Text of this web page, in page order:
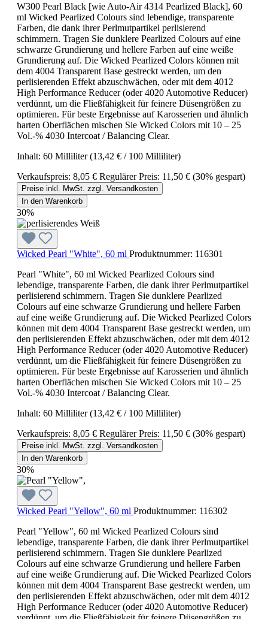
W300 Pearl Black [wie Auto-Air 4314 Pearlized Black], 60
ml Wicked Pearlized Colours sind lebendige, transparente
Farben, die dank ihrer Perlmutpartikel perlisierend
schimmern. Tragen Sie dunklere Pearlized Colours auf eine
schwarze Grundierung und hellere Farben auf eine weiße
Grundierung auf. Die Wicked Pearlized Colors können mit
dem 4004 Transparent Base gestreckt werden, um den
perlisierenden Effekt abzuschwächen, oder mit dem 4012
High Performance Reducer (oder 4020 Automotive Reducer)
verdünnt, um die Fließfähigkeit für feinere Düsengrößen zu
optimieren. Für beste Ergebnisse auf Karosserien und ähnlich
harten Oberflächen mischen Sie Wicked Colors mit 10 – 25
Vol.-% 4030 Intercoat / Balancing Clear.
Inhalt: 60 Milliliter(13,42 € / 100 Milliliter)
Verkaufspreis: 8,05 € Regulärer Preis: 11,50 € (30% gespart)
Preise inkl. MwSt. zzgl. Versandkosten
In den Warenkorb
30%
Wicked Pearl "White", 60 ml Produktnummer: 116301
Pearl "White", 60 ml Wicked Pearlized Colours sind
lebendige, transparente Farben, die dank ihrer Perlmutpartikel
perlisierend schimmern. Tragen Sie dunklere Pearlized
Colours auf eine schwarze Grundierung und hellere Farben
auf eine weiße Grundierung auf. Die Wicked Pearlized Colors
können mit dem 4004 Transparent Base gestreckt werden, um
den perlisierenden Effekt abzuschwächen, oder mit dem 4012
High Performance Reducer (oder 4020 Automotive Reducer)
verdünnt, um die Fließfähigkeit für feinere Düsengrößen zu
optimieren. Für beste Ergebnisse auf Karosserien und ähnlich
harten Oberflächen mischen Sie Wicked Colors mit 10 – 25
Vol.-% 4030 Intercoat / Balancing Clear.
Inhalt: 60 Milliliter(13,42 € / 100 Milliliter)
Verkaufspreis: 8,05 € Regulärer Preis: 11,50 € (30% gespart)
Preise inkl. MwSt. zzgl. Versandkosten
In den Warenkorb
30%
Wicked Pearl "Yellow", 60 ml Produktnummer: 116302
Pearl "Yellow", 60 ml Wicked Pearlized Colours sind
lebendige, transparente Farben, die dank ihrer Perlmutpartikel
perlisierend schimmern. Tragen Sie dunklere Pearlized
Colours auf eine schwarze Grundierung und hellere Farben
auf eine weiße Grundierung auf. Die Wicked Pearlized Colors
können mit dem 4004 Transparent Base gestreckt werden, um
den perlisierenden Effekt abzuschwächen, oder mit dem 4012
High Performance Reducer (oder 4020 Automotive Reducer)